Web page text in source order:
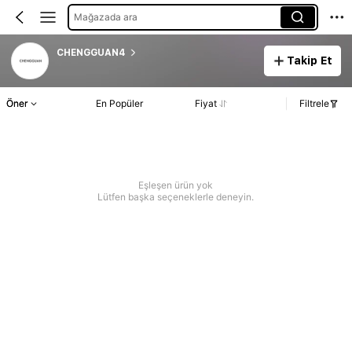
Mağazada ara
CHENGGUAN4
Takip Et
Öner En Popüler Fiyat Filtrele
Eşleşen ürün yok
Lütfen başka seçeneklerle deneyin.